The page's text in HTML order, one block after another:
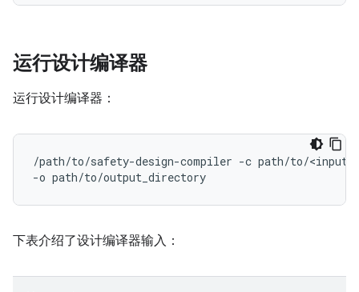
运行设计编译器
运行设计编译器：
/path/to/safety-design-compiler -c path/to/
下表介绍了设计编译器输入：